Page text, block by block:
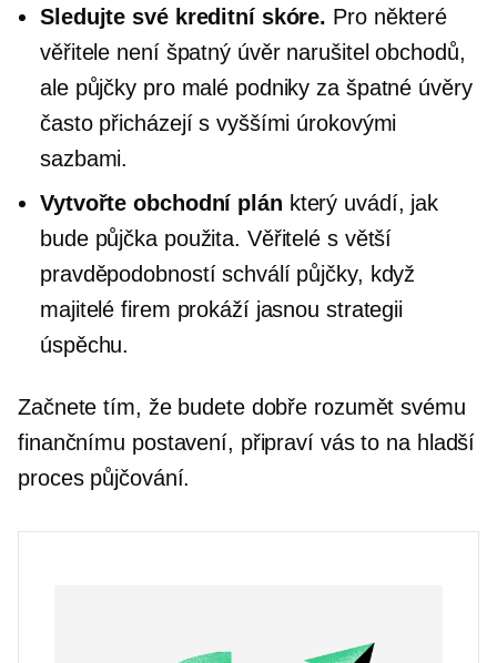
Sledujte své kreditní skóre. Pro některé
věřitele není špatný úvěr narušitel obchodů,
ale půjčky pro malé podniky za špatné úvěry
často přicházejí s vyššími úrokovými
sazbami.
Vytvořte obchodní plán který uvádí, jak
bude půjčka použita. Věřitelé s větší
pravděpodobností schválí půjčky, když
majitelé firem prokáží jasnou strategii
úspěchu.
Začnete tím, že budete dobře rozumět svému
finančnímu postavení, připraví vás to na hladší
proces půjčování.